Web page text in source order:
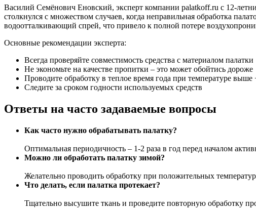
Василий Семёнович Еновский, эксперт компании palatkoff.ru с 12-
столкнулся с множеством случаев, когда неправильная обработка
водоотталкивающий спрей, что привело к полной потере
Основные рекомендации эксперта:
Всегда проверяйте совместимость средства с материалом палатки
Не экономьте на качестве пропитки – это может обойтись дороже
Проводите обработку в теплое время года при температуре выше
Следите за сроком годности используемых средств
Ответы на часто задаваемые вопросы
Как часто нужно обрабатывать палатку?
Оптимальная периодичность – 1-2 раза в год перед началом
Можно ли обработать палатку зимой?
Желательно проводить обработку при положительных
Что делать, если палатка протекает?
Тщательно высушите ткань и проведите повторную обработку